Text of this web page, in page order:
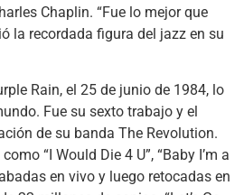
Chaplin. “Fue lo mejor que
la recordada figura del jazz en su
Rain, el 25 de junio de 1984, lo
Fue su sexto trabajo y el
de su banda The Revolution.
“I Would Die 4 U”, “Baby I’m a
en vivo y luego retocadas en